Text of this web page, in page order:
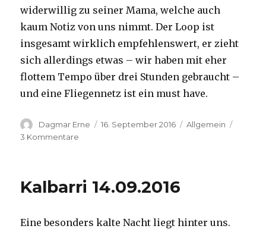
widerwillig zu seiner Mama, welche auch
kaum Notiz von uns nimmt. Der Loop ist
insgesamt wirklich empfehlenswert, er zieht
sich allerdings etwas – wir haben mit eher
flottem Tempo über drei Stunden gebraucht –
und eine Fliegennetz ist ein must have.
Autor
Dagmar Erne
Veröffentlicht
16. September 2016 Kategorien
Allgemein
3 Kommentare
Kalbarri 14.09.2016
Eine besonders kalte Nacht liegt hinter uns.